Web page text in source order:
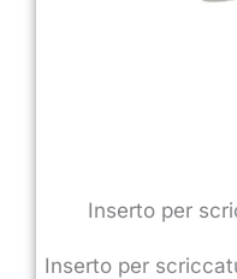
Inserto per
Inserto per